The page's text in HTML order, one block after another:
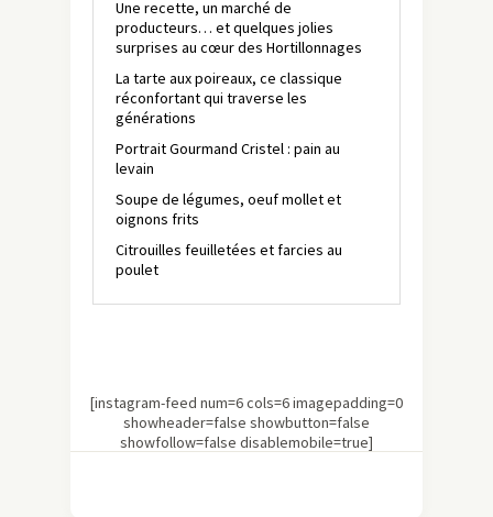
Une recette, un marché de
producteurs… et quelques jolies
surprises au cœur des Hortillonnages
La tarte aux poireaux, ce classique
réconfortant qui traverse les
générations
Portrait Gourmand Cristel : pain au
levain
Soupe de légumes, oeuf mollet et
oignons frits
Citrouilles feuilletées et farcies au
poulet
[instagram-feed num=6 cols=6 imagepadding=0
showheader=false showbutton=false
showfollow=false disablemobile=true]